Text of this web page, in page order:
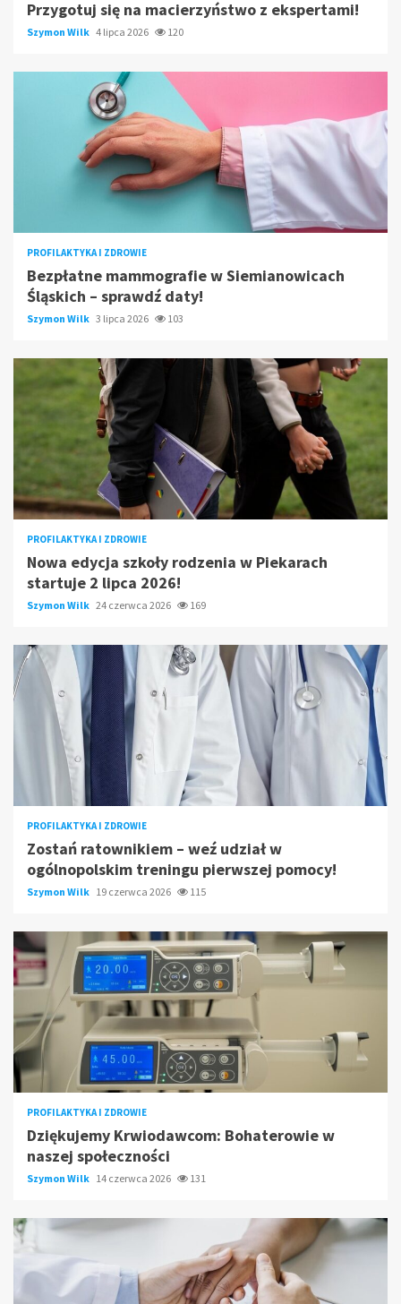
Przygotuj się na macierzyństwo z ekspertami!
Szymon Wilk 4 lipca 2026 120
PROFILAKTYKA I ZDROWIE
Bezpłatne mammografie w Siemianowicach
Śląskich – sprawdź daty!
Szymon Wilk 3 lipca 2026 103
PROFILAKTYKA I ZDROWIE
Nowa edycja szkoły rodzenia w Piekarach
startuje 2 lipca 2026!
Szymon Wilk 24 czerwca 2026 169
PROFILAKTYKA I ZDROWIE
Zostań ratownikiem – weź udział w
ogólnopolskim treningu pierwszej pomocy!
Szymon Wilk 19 czerwca 2026 115
PROFILAKTYKA I ZDROWIE
Dziękujemy Krwiodawcom: Bohaterowie w
naszej społeczności
Szymon Wilk 14 czerwca 2026 131